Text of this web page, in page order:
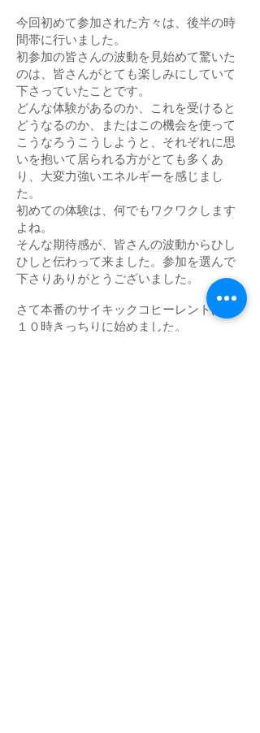
今回初めて参加された方々は、後半の時
間帯に行いました。
初参加の皆さんの波動を見始めて驚いた
のは、皆さんがとても楽しみにしていて
下さっていたことです。
どんな体験があるのか、これを受けると
どうなるのか、またはこの機会を使って
こうなろうこうしようと、それぞれに思
いを抱いて居られる方がとても多くあ
り、大変力強いエネルギーを感じまし
た。
初めての体験は、何でもワクワクします
よね。
そんな期待感が、皆さんの波動からひし
ひしと伝わって来ました。参加を選んで
下さりありがとうございました。
さて本番のサイキックコヒーレントは、
１０時きっちりに始めました。